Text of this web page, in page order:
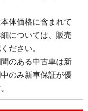
体価格に含まれて
については、販売
ださい。
のある中古車は新
のみ新車保証が優